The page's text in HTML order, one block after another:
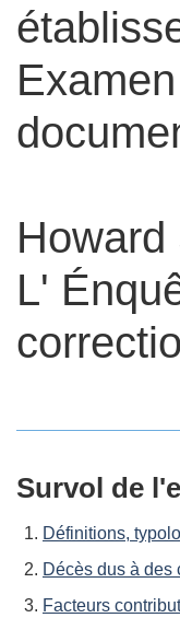
Howard
L'
Survol de
Définitions,
Décès dus à des
Facteurs